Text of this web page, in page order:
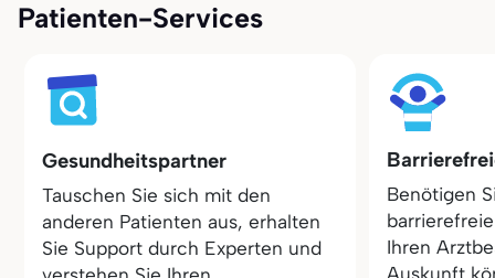
Patienten-Services
Gesundheitspartner
Tauschen Sie sich mit den
anderen Patienten aus, erhalten
Sie Support durch Experten und
Benötigen
Ihren
Auskunft